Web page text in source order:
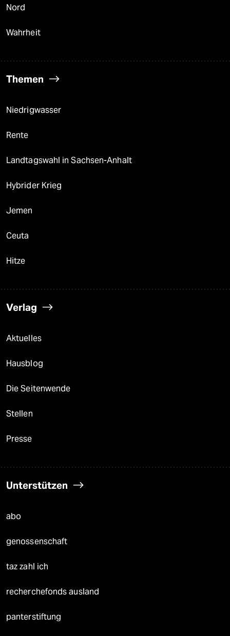
Nord
Wahrheit
Themen
Niedrigwasser
Rente
Landtagswahl in Sachsen-Anhalt
Hybrider Krieg
Jemen
Ceuta
Hitze
Verlag
Aktuelles
Hausblog
Die Seitenwende
Stellen
Presse
Unterstützen
abo
genossenschaft
taz zahl ich
recherchefonds ausland
panterstiftung